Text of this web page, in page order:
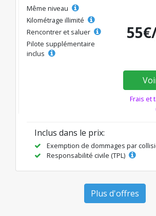
Même niveau
Kilométrage illimité
Rencontrer et saluer
Pilote supplémentaire
inclus
Frais et
Inclus dans le prix:
Exemption de dommages par
Responsabilité civile (TPL)
Plus d'offres